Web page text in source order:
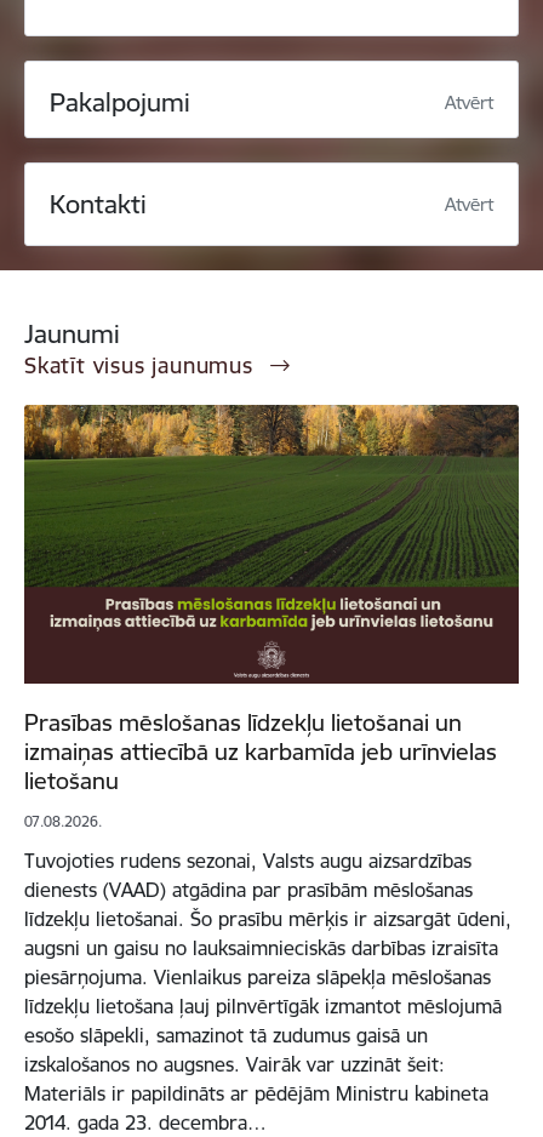
Pakalpojumi Atvērt
Kontakti Atvērt
Jaunumi
Skatīt visus jaunumus
Prasības mēslošanas līdzekļu lietošanai un
izmaiņas attiecībā uz karbamīda jeb urīnvielas
lietošanu
07.08.2026.
Tuvojoties rudens sezonai, Valsts augu aizsardzības
dienests (VAAD) atgādina par prasībām mēslošanas
līdzekļu lietošanai. Šo prasību mērķis ir aizsargāt ūdeni,
augsni un gaisu no lauksaimnieciskās darbības izraisīta
piesārņojuma. Vienlaikus pareiza slāpekļa mēslošanas
līdzekļu lietošana ļauj pilnvērtīgāk izmantot mēslojumā
esošo slāpekli, samazinot tā zudumus gaisā un
izskalošanos no augsnes. Vairāk var uzzināt šeit:
Materiāls ir papildināts ar pēdējām Ministru kabineta
2014. gada 23. decembra…